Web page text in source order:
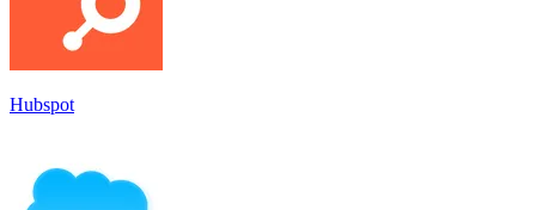
Hubspot